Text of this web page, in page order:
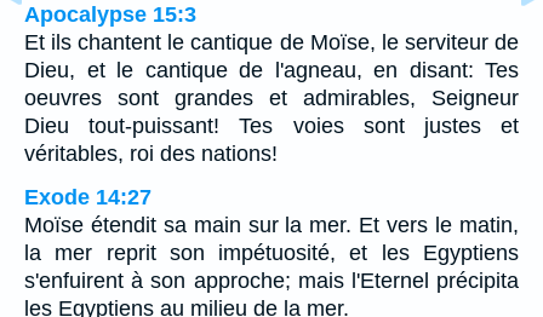
Apocalypse 15:3
Et ils chantent le cantique de Moïse, le serviteur de
Dieu, et le cantique de l'agneau, en disant: Tes
oeuvres sont grandes et admirables, Seigneur
Dieu tout-puissant! Tes voies sont justes et
véritables, roi des nations!
Exode 14:27
Moïse étendit sa main sur la mer. Et vers le matin,
la mer reprit son impétuosité, et les Egyptiens
s'enfuirent à son approche; mais l'Eternel précipita
les Egyptiens au milieu de la mer.